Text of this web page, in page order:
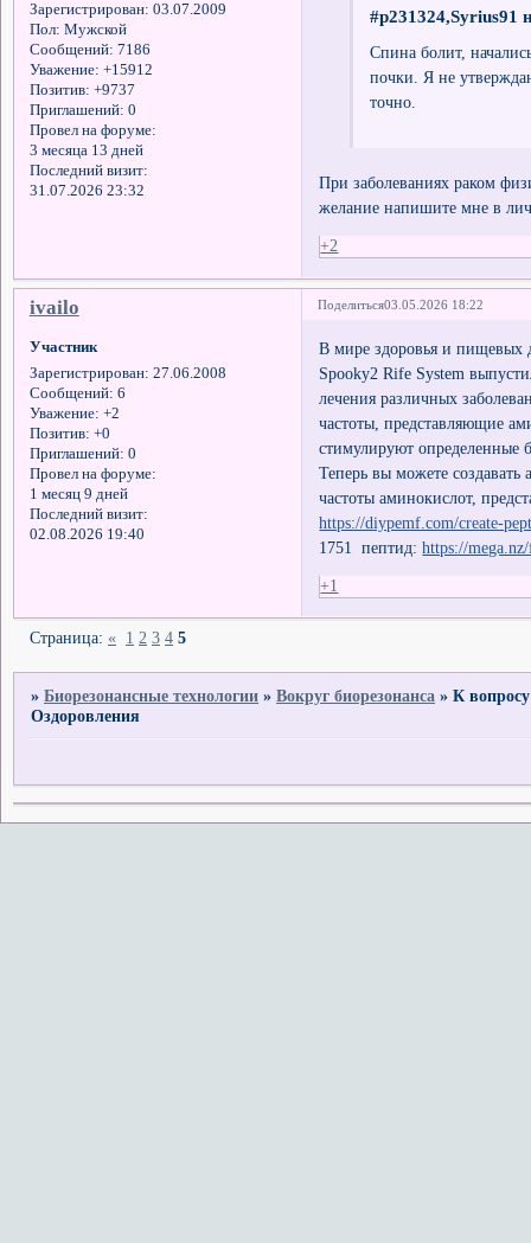
Зарегистрирован: 03.07.2009
Пол: Мужской
Сообщений: 7186
Уважение: +15912
Позитив: +9737
Приглашений: 0
Провел на форуме:
3 месяца 13 дней
Последний визит:
31.07.2026 23:32
#p231324,Syrius91
Спина болит,
почки. Я не
точно.
При заболеваниях раком
желание напишите мне в
+2
Поделиться03.05.2026 18:22
ivailo
Участник
Зарегистрирован: 27.06.2008
Сообщений: 6
Уважение: +2
Позитив: +0
Приглашений: 0
Провел на форуме:
1 месяц 9 дней
Последний визит:
02.08.2026 19:40
В мире здоровья и пищевых
Spooky2 Rife System
лечения различных
частоты, представляющие
стимулируют определенные
Теперь вы можете создавать
частоты аминокислот,
https://diypemf.com/create-
1751 пептид:https://
+1
Страница: « 1 2 3 4 5
»Биорезонансные технологии »Вокруг биорезонанса »К
Оздоровления